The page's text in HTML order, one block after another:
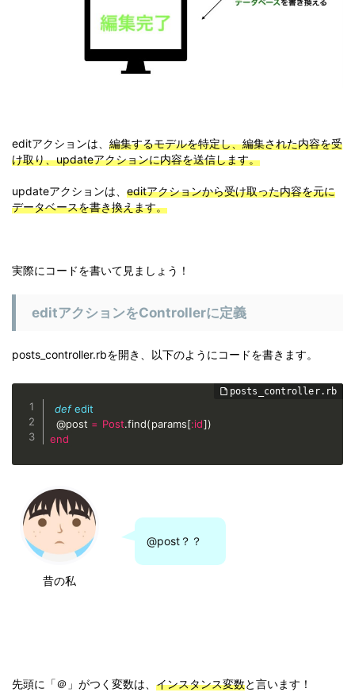
editアクションは、 編集するモデルを特定し、編集された内容を受
け取り、updateアクションに内容を送信します。
updateアクションは、 editアクションから受け取った内容を元に
データベースを書き換えます。
実際にコードを書いて見ましょう！
editアクションをControllerに定義
posts_controller.rbを開き、以下のようにコードを書きます。
def edit
@post = Post.find(params[:id])
end
昔の私
@post？？
先頭に「＠」がつく変数は、 インスタンス変数と言います！